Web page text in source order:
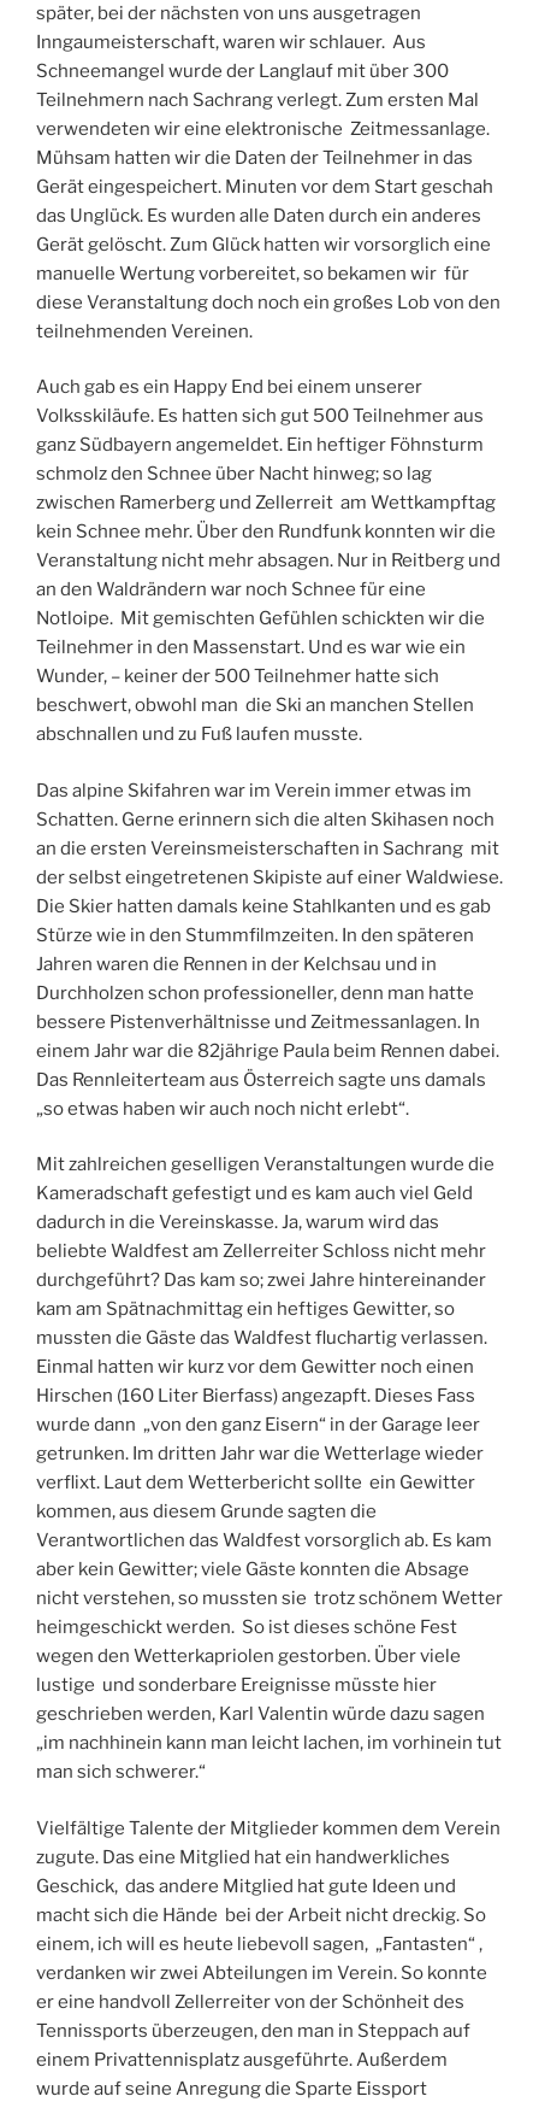
später, bei der nächsten von uns ausgetragen
Inngaumeisterschaft, waren wir schlauer. Aus
Schneemangel wurde der Langlauf mit über 300
Teilnehmern nach Sachrang verlegt. Zum ersten Mal
verwendeten wir eine elektronische Zeitmessanlage.
Mühsam hatten wir die Daten der Teilnehmer in das
Gerät eingespeichert. Minuten vor dem Start geschah
das Unglück. Es wurden alle Daten durch ein anderes
Gerät gelöscht. Zum Glück hatten wir vorsorglich eine
manuelle Wertung vorbereitet, so bekamen wir für
diese Veranstaltung doch noch ein großes Lob von den
teilnehmenden Vereinen.
Auch gab es ein Happy End bei einem unserer
Volksskiläufe. Es hatten sich gut 500 Teilnehmer aus
ganz Südbayern angemeldet. Ein heftiger Föhnsturm
schmolz den Schnee über Nacht hinweg; so lag
zwischen Ramerberg und Zellerreit am Wettkampftag
kein Schnee mehr. Über den Rundfunk konnten wir die
Veranstaltung nicht mehr absagen. Nur in Reitberg und
an den Waldrändern war noch Schnee für eine
Notloipe. Mit gemischten Gefühlen schickten wir die
Teilnehmer in den Massenstart. Und es war wie ein
Wunder, – keiner der 500 Teilnehmer hatte sich
beschwert, obwohl man die Ski an manchen Stellen
abschnallen und zu Fuß laufen musste.
Das alpine Skifahren war im Verein immer etwas im
Schatten. Gerne erinnern sich die alten Skihasen noch
an die ersten Vereinsmeisterschaften in Sachrang mit
der selbst eingetretenen Skipiste auf einer Waldwiese.
Die Skier hatten damals keine Stahlkanten und es gab
Stürze wie in den Stummfilmzeiten. In den späteren
Jahren waren die Rennen in der Kelchsau und in
Durchholzen schon professioneller, denn man hatte
bessere Pistenverhältnisse und Zeitmessanlagen. In
einem Jahr war die 82jährige Paula beim Rennen dabei.
Das Rennleiterteam aus Österreich sagte uns damals
„so etwas haben wir auch noch nicht erlebt“.
Mit zahlreichen geselligen Veranstaltungen wurde die
Kameradschaft gefestigt und es kam auch viel Geld
dadurch in die Vereinskasse. Ja, warum wird das
beliebte Waldfest am Zellerreiter Schloss nicht mehr
durchgeführt? Das kam so; zwei Jahre hintereinander
kam am Spätnachmittag ein heftiges Gewitter, so
mussten die Gäste das Waldfest fluchartig verlassen.
Einmal hatten wir kurz vor dem Gewitter noch einen
Hirschen (160 Liter Bierfass) angezapft. Dieses Fass
wurde dann „von den ganz Eisern“ in der Garage leer
getrunken. Im dritten Jahr war die Wetterlage wieder
verflixt. Laut dem Wetterbericht sollte ein Gewitter
kommen, aus diesem Grunde sagten die
Verantwortlichen das Waldfest vorsorglich ab. Es kam
aber kein Gewitter; viele Gäste konnten die Absage
nicht verstehen, so mussten sie trotz schönem Wetter
heimgeschickt werden. So ist dieses schöne Fest
wegen den Wetterkapriolen gestorben. Über viele
lustige und sonderbare Ereignisse müsste hier
geschrieben werden, Karl Valentin würde dazu sagen
„im nachhinein kann man leicht lachen, im vorhinein tut
man sich schwerer.“
Vielfältige Talente der Mitglieder kommen dem Verein
zugute. Das eine Mitglied hat ein handwerkliches
Geschick, das andere Mitglied hat gute Ideen und
macht sich die Hände bei der Arbeit nicht dreckig. So
einem, ich will es heute liebevoll sagen, „Fantasten“ ,
verdanken wir zwei Abteilungen im Verein. So konnte
er eine handvoll Zellerreiter von der Schönheit des
Tennissports überzeugen, den man in Steppach auf
einem Privattennisplatz ausgeführte. Außerdem
wurde auf seine Anregung die Sparte Eissport